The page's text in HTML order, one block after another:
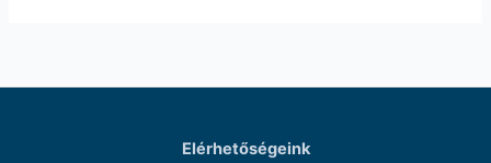
Elérhetőségeink